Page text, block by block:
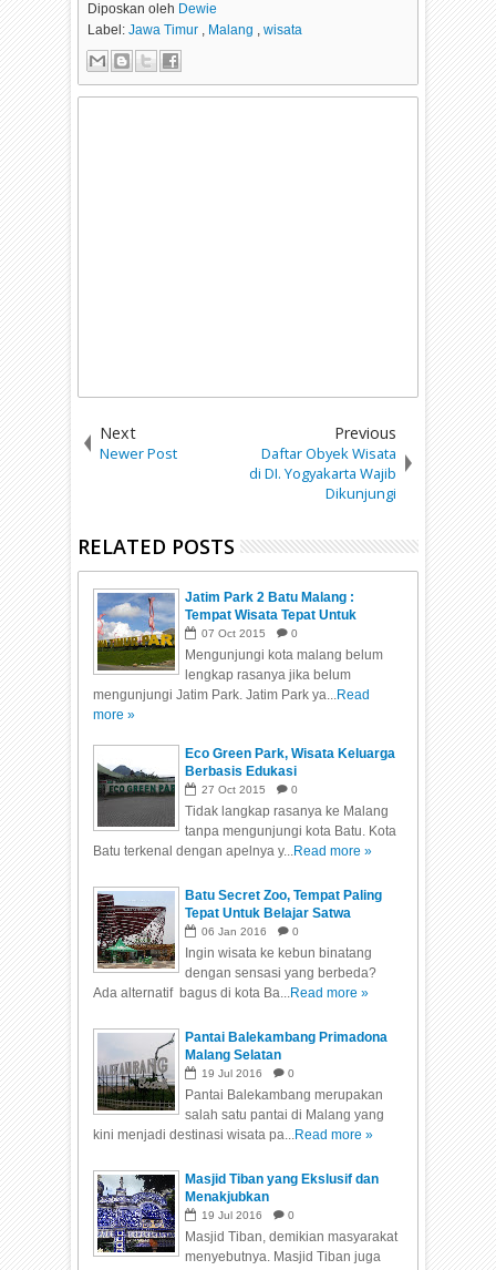
Diposkan oleh Dewie
Label:Jawa Timur , Malang ,wisata
Next
Newer Post
Previous
Daftar Obyek Wisata
di DI. Yogyakarta Wajib
Dikunjungi
RELATED POSTS
Jatim Park 2 Batu Malang :
Tempat Wisata Tepat Untuk
Belajar Dan Berekreasi
07 Oct 2015 0
Mengunjungi kota malang belum
lengkap rasanya jika belum
mengunjungi Jatim Park. Jatim Park ya...Read
more »
Eco Green Park, Wisata Keluarga
Berbasis Edukasi
27 Oct 2015 0
Tidak langkap rasanya ke Malang
tanpa mengunjungi kota Batu. Kota
Batu terkenal dengan apelnya y...Read more »
Batu Secret Zoo, Tempat Paling
Tepat Untuk Belajar Satwa
06 Jan 2016 0
Ingin wisata ke kebun binatang
dengan sensasi yang berbeda?
Ada alternatif bagus di kota Ba...Read more »
Pantai Balekambang Primadona
Malang Selatan
19 Jul 2016 0
Pantai Balekambang merupakan
salah satu pantai di Malang yang
kini menjadi destinasi wisata pa...Read more »
Masjid Tiban yang Ekslusif dan
Menakjubkan
19 Jul 2016 0
Masjid Tiban, demikian masyarakat
menyebutnya. Masjid Tiban juga